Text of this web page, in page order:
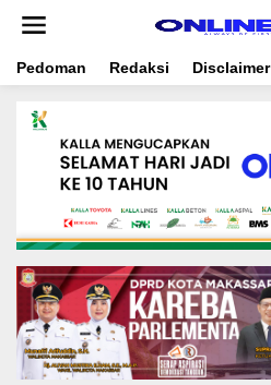
t
Pedoman Redaksi Disclaimer